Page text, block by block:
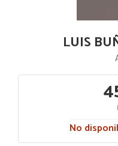
LUIS
No